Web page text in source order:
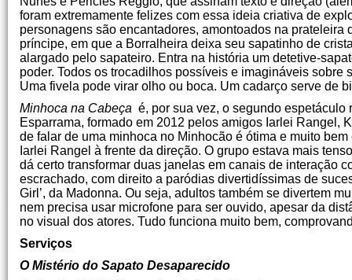
foram extremamente felizes com essa ideia criativa de
personagens são encantadores, amontoados na
príncipe, em que a Borralheira deixa seu sapatinho de
alargado pelo sapateiro. Entra na história um detetive-
poder. Todos os trocadilhos possíveis e imagináveis
Uma fivela pode virar olho ou boca. Um cadarço serve de
Minhoca na Cabeça é, por sua vez, o segundo
Esparrama, formado em 2012 pelos amigos Iarlei Rangel,
de falar de uma minhoca no Minhocão é ótima e muito
Iarlei Rangel à frente da direção. O grupo estava mais
dá certo transformar duas janelas em canais de interação
escrachado, com direito a paródias divertidíssimas de
Girl’, da Madonna. Ou seja, adultos também se divertem
nem precisa usar microfone para ser ouvido, apesar da
no visual dos atores. Tudo funciona muito bem,
Serviços
O Mistério do Sapato Desaparecido